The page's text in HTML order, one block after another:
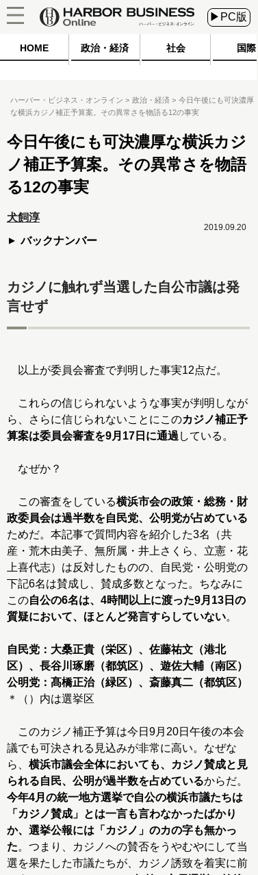
▶PC版
HOME 政治・経済 社会 国際
ハーバー・ビジネス・オンライン 政治・経済
今日午後にも可決濃厚
な横浜カジノ補正予算案。その異常さを物語る12の事実
今日午後にも可決濃厚な横浜カジ
ノ補正予算案。その異常さを物語
る12の事実
犬飼淳
バックナンバー
2019.09.20
カジノに触れず当選した自公市議は発
言せず
以上が委員会審査で判明した事実12点だ。
これらの信じられないような事実が判明しなが
ら、さらに信じられないことにこのカジノ補正予
算案は委員会審査を9月17日に通過 している。
なぜか？
この審査をしている横浜市会の政策・総務・財
政委員会は過半数を自民党、公明党が占めている
ためだ。本記事で質問内容を紹介した3名（共
産・荒木由美子、無所属・井上さくら、立憲・花
上喜代志）は反対したものの、自民党・公明党の
下記6名は賛成し、賛成多数となった。ちなみに
この自公の6名は、4時間以上に渡った9月13日の
質疑において、ほとんど発言すらしていない。
自民党：大桑正貴（栄区）、佐藤祐文（港北
区）、長谷川琢磨（都筑区）、遊佐大輔（南区）
公明党：髙橋正治（緑区）、斎藤真二（都筑区）
＊（）内は選挙区
このカジノ補正予算は今日9月20日午後の本会
議でも可決される見込みが非常に高い。なぜな
ら、 横浜市議会全体においても、カジノ賛成と見
られる自民、公明が過半数を占めているからだ。
今年4月の統一地方選挙で自公の横浜市議たちは
「カジノ賛成」とは一言も言わなかったばかり
か、選挙公報には「カジノ」のカの字も無かっ
た。つまり、カジノへの賛否をうやむやにして当
選を果たした市議たちが、カジノ誘致を着実に前